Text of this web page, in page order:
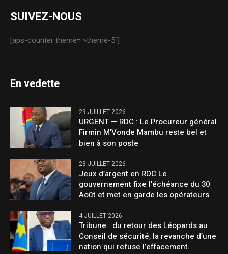
SUIVEZ-NOUS
[aps-counter theme= »theme-5″]
En vedette
29 JUILLET 2026
URGENT — RDC : Le Procureur général
Firmin M’Vonde Mambu reste bel et
bien à son poste
23 JUILLET 2026
Jeux d’argent en RDC Le
gouvernement fixe l’échéance du 30
Août et met en garde les opérateurs.
4 JUILLET 2026
Tribune : du retour des Léopards au
Conseil de sécurité, la revanche d’une
nation qui refuse l’effacement.